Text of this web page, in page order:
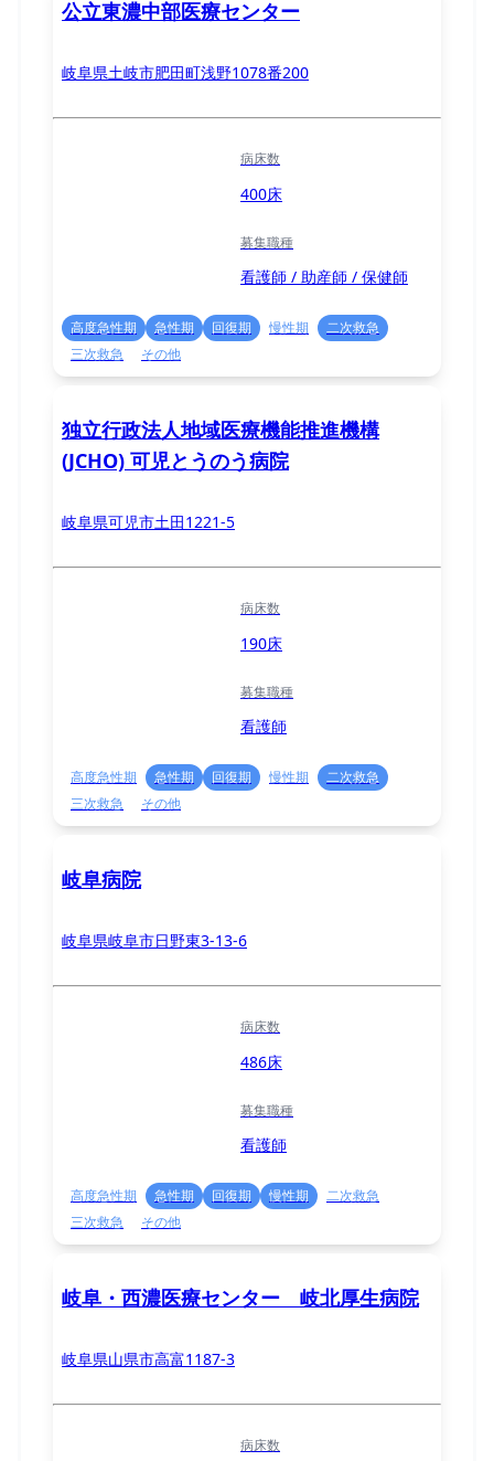
公立東濃中部医療センター
岐阜県土岐市肥田町浅野1078番200
病床数
400床
募集職種
看護師 / 助産師 / 保健師
高度急性期 急性期 回復期 慢性期
二次救急
三次救急
その他
独立行政法人地域医療機能推進機構
(JCHO) 可児とうのう病院
岐阜県可児市土田1221-5
病床数
190床
募集職種
看護師
高度急性期 急性期 回復期 慢性期
二次救急
三次救急
その他
岐阜病院
岐阜県岐阜市日野東3-13-6
病床数
486床
募集職種
看護師
高度急性期 急性期 回復期 慢性期
二次救急
三次救急
その他
岐阜・西濃医療センター 岐北厚生病院
岐阜県山県市高富1187-3
病床数